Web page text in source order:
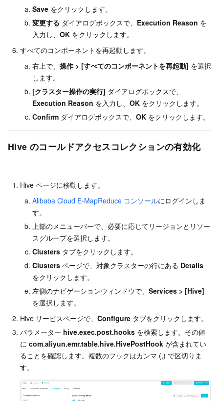
Save をクリックします。
変更する ダイアログボックスで、 Execution Reason を
入力し、 OK をクリックします。
すべてのコンポーネントを再起動します。
右上で、 操作 > [すべてのコンポーネントを再起動] を選択
します。
[クラスター操作の実行] ダイアログボックスで、
Execution Reason を入力し、 OK をクリックします。
Confirm ダイアログボックスで、 OK をクリックします。
Hive のコールドアクセスコレクションの有効化
Hive ページに移動します。
Alibaba Cloud E-MapReduce コンソールにログインしま
す。
上部のメニューバーで、必要に応じてリージョンとリソー
スグループを選択します。
Clusters タブをクリックします。
Clusters ページで、対象クラスターの行にある Details
をクリックします。
左側のナビゲーションウィンドウで、 Services > [Hive]
を選択します。
Hive サービスページで、 Configure タブをクリックします。
パラメーター hive.exec.post.hooks を検索します。その値
に com.aliyun.emr.table.hive.HivePostHook が含まれてい
ることを確認します。複数のフックはカンマ (,) で区切りま
す。